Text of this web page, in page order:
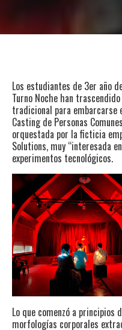
Los estudiantes de 3er año
Turno Noche han
tradicional para embarcarse
Casting de Personas
orquestada por la ficticia
Solutions, muy “interesada
experimentos tecnológicos.
Lo que comenzó a principios
morfologías corporales